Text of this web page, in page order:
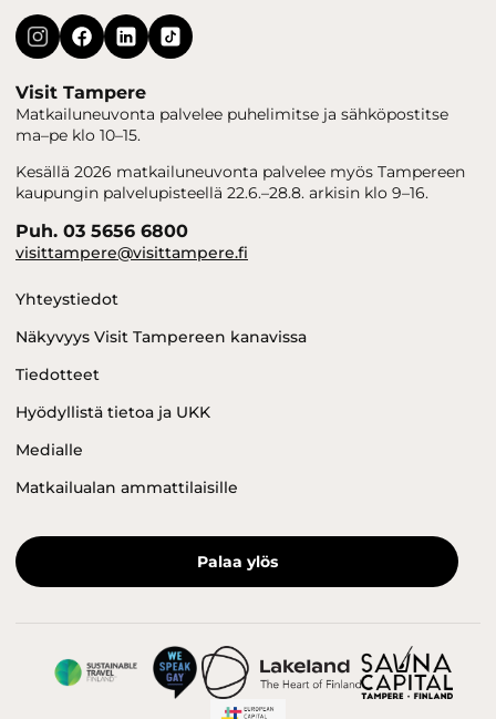
Visit Tampere
Matkailuneuvonta palvelee puhelimitse ja sähköpostitse
ma–pe klo 10–15.
Kesällä 2026 matkailuneuvonta palvelee myös Tampereen
kaupungin palvelupisteellä 22.6.–28.8. arkisin klo 9–16.
Puh. 03 5656 6800
visittampere@visittampere.fi
Yhteystiedot
Näkyvyys Visit Tampereen kanavissa
Tiedotteet
Hyödyllistä tietoa ja UKK
Medialle
Matkailualan ammattilaisille
Palaa ylös